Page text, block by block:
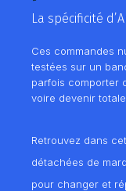
La spécificité
Ces commandes
testées sur un
parfois comporter
voire devenir
Retrouvez dans
détachées de
pour changer et